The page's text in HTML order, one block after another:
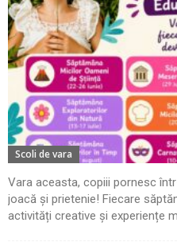
Scoli de vara
Vara aceasta, copiii pornesc
joacă și prietenie! Fiecare
activități creative și experiențe